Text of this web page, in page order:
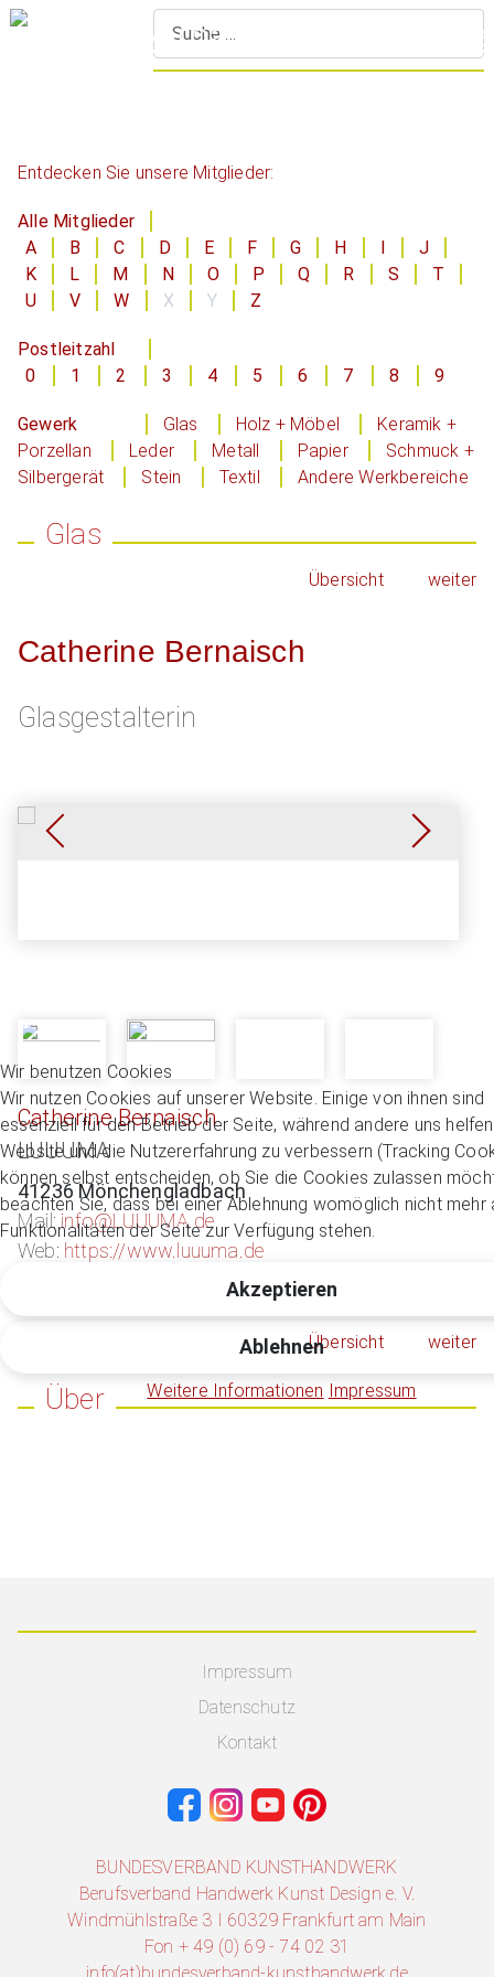
Entdecken Sie unsere Mitglieder:
Alle Mitglieder
A
B C D E F G H
J
K
L M N O P Q R S
T
U
V W X Y Z
Postleitzahl
0
1 2 3 4 5 6 7 8 9
Gewerk Glas Holz + Möbel
Keramik +
Porzellan
Leder Metall Papier
Schmuck +
Silbergerät
Stein Textil Andere Werkbereiche
Glas
Übersicht weiter
Catherine Bernaisch
Glasgestalterin
Catherine Bernaisch
LUUUMA
41236 Mönchengladbach
Mail: info@LUUUMA.de
Web: https://www.luuuma.de
Übersicht weiter
Über
Impressum
Datenschutz
Kontakt
BUNDESVERBAND KUNSTHANDWERK
Berufsverband Handwerk Kunst Design e. V.
Windmühlstraße 3 I 60329 Frankfurt am Main
Fon + 49 (0) 69 - 74 02 31
Wir benutzen Cookies
Wir nutzen Cookies auf unserer Website. Einige von ihnen sind
essenziell für den Betrieb der Seite, während andere uns
Website und die Nutzererfahrung zu verbessern (Tracking
können selbst entscheiden, ob Sie die Cookies zulassen
beachten Sie, dass bei einer Ablehnung womöglich nicht mehr
Funktionalitäten der Seite zur Verfügung stehen.
Akzeptieren
Ablehnen
Weitere Informationen Impressum